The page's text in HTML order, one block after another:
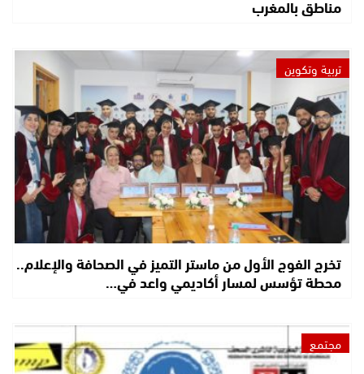
مناطق بالمغرب
تربية وتكوين
تخرج الفوج الأول من ماستر التميز في الصحافة والإعلام..
محطة تؤسس لمسار أكاديمي واعد في…
مجتمع